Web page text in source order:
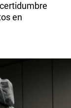
en